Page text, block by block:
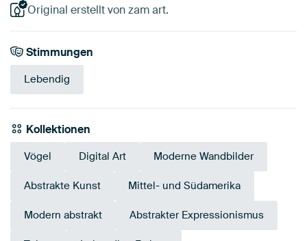
Original erstellt von zam art.
Stimmungen
Lebendig
Kollektionen
Vögel Digital Art Moderne Wandbilder
Abstrakte Kunst Mittel- und Südamerika
Modern abstrakt Abstrakter Expressionismus